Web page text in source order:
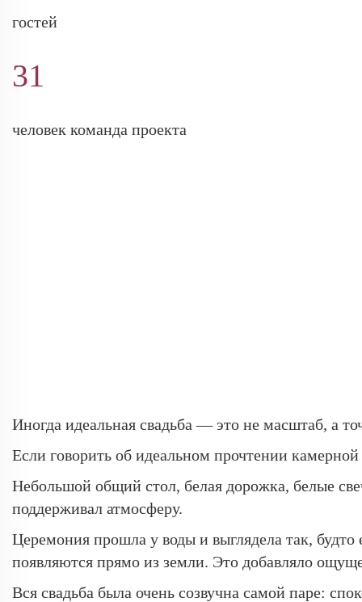
гостей
31
человек команда проекта
Иногда идеальная свадьба — это не масштаб, а
Если говорить об идеальном прочтении
Небольшой общий стол, белая дорожка, белые
поддерживал атмосферу.
Церемония прошла у воды и выглядела так,
появляются прямо из земли. Это добавляло
Вся свадьба была очень созвучна самой паре: